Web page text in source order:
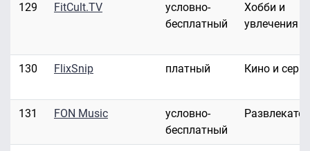
129 FitCult.TV
условно-
бесплатный
Хобби и
увлечения
130 FlixSnip платный Кино и
131 FON Music
условно-
бесплатный